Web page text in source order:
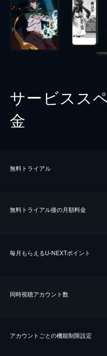
サービスス
金
無料トライアル
無料トライアル後の⽉額料金
毎⽉もらえるU-NEXTポイント
同時視聴アカウント数
アカウントごとの機能制限設定